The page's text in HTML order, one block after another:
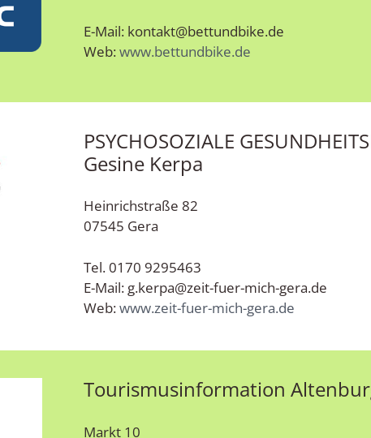
E-Mail: kontakt@bettundbike.de
Web:www.bettundbike.de
PSYCHOSOZIALE
Gesine Kerpa
Heinrichstraße 82
07545 Gera
Tel. 0170 9295463
E-Mail: g.kerpa@zeit-fuer-mich-gera.de
Web:www.zeit-fuer-mich-gera.de
Tourismusinformation
Markt 10